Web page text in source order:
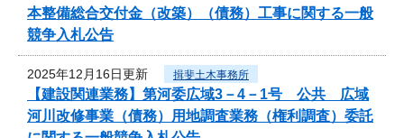
本整備総合交付金（改築）（債務）工事に関する一般
競争入札公告
2025年12月16日更新 揖斐土木事務所
【建設関連業務】第河委広域3－4－1号 公共 広域
河川改修事業（債務）用地調査業務（権利調査）委託